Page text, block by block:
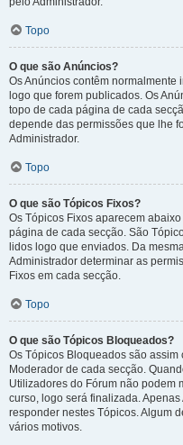
Topo
O que são Anúncios?
Os Anúncios contêm
logo que forem publicados. Os
topo de cada página de cada
depende das permissões que lhe
Administrador.
Topo
O que são Tópicos Fixos?
Os Tópicos Fixos aparecem
página de cada secção. São
lidos logo que enviados. Da
Administrador determinar as
Fixos em cada secção.
Topo
O que são Tópicos Bloqueados?
Os Tópicos Bloqueados são
Moderador de cada secção.
Utilizadores do Fórum não podem
curso, logo será finalizada.
responder nestes Tópicos. Algum
vários motivos.